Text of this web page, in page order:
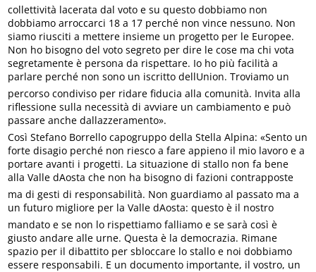
collettività lacerata dal voto e su questo dobbiamo non
dobbiamo arroccarci 18 a 17 perché non vince nessuno. Non
siamo riusciti a mettere insieme un progetto per le Europee.
Non ho bisogno del voto segreto per dire le cose ma chi vota
segretamente è persona da rispettare. Io ho più facilità a
parlare perché non sono un iscritto dellUnion. Troviamo un
percorso condiviso per ridare fiducia alla comunità. Invita alla
riflessione sulla necessità di avviare un cambiamento e può
passare anche dallazzeramento».
Così Stefano Borrello capogruppo della Stella Alpina: «Sento un
forte disagio perché non riesco a fare appieno il mio lavoro e a
portare avanti i progetti. La situazione di stallo non fa bene
alla Valle dAosta che non ha bisogno di fazioni contrapposte
ma di gesti di responsabilità. Non guardiamo al passato ma a
un futuro migliore per la Valle dAosta: questo è il nostro
mandato e se non lo rispettiamo falliamo e se sarà così è
giusto andare alle urne. Questa è la democrazia. Rimane
spazio per il dibattito per sbloccare lo stallo e noi dobbiamo
essere responsabili. E un documento importante, il vostro, un